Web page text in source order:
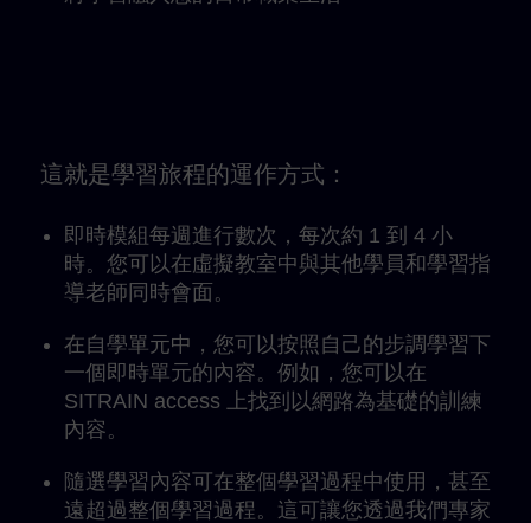
這就是學習旅程的運作方式：
即時模組每週進行數次，每次約 1 到 4 小
時。您可以在虛擬教室中與其他學員和學習指
導老師同時會面。
在自學單元中，您可以按照自己的步調學習下
一個即時單元的內容。例如，您可以在
SITRAIN access 上找到以網路為基礎的訓練
內容。
隨選學習內容可在整個學習過程中使用，甚至
遠超過整個學習過程。這可讓您透過我們專家